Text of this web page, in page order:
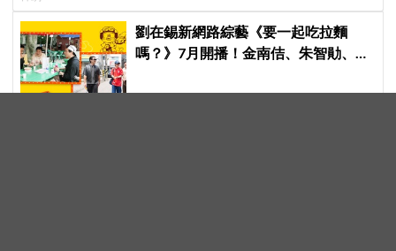
劉在錫新網路綜藝《要一起吃拉麵
嗎？》7月開播！金南佶、朱智勛、尹